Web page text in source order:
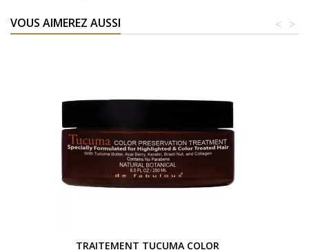
VOUS AIMEREZ AUSSI >
<
TRAITEMENT TUCUMA COLOR